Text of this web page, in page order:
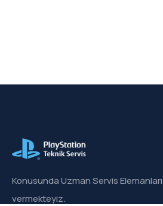
Konusunda Uzman Servis
vermekteyiz.